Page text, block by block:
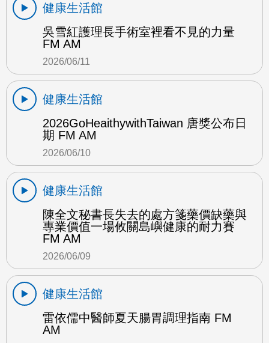
健康生活館
吳雪紅護理長手術室裡看不見的力量
FM AM
2026/06/11
健康生活館
2026GoHeaithywithTaiwan 唐獎公布日
期 FM AM
2026/06/10
健康生活館
陳全文秘書長失去的處方箋藥價缺藥與
專業價值一場攸關島嶼健康的耐力賽
FM AM
2026/06/09
健康生活館
雷依儒中醫師夏天腸胃調理指南 FM
AM